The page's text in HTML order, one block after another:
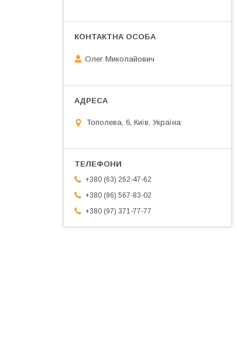
Олег Миколайович
Тополева, 6, Київ, Україна
+380 (63) 262-47-62
+380 (96) 567-83-02
+380 (97) 371-77-77